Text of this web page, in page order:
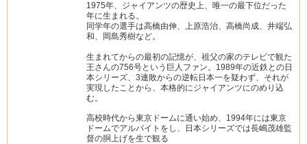
1975年、ジャイアンツの歴史上、唯一の最下位だった
年に生まれる。
同学年の選手は高橋由伸、上原浩治、高橋尚成、井端弘
和、岡島秀樹など。
生まれてからの最初の記憶が、祖父の家のテレビで観た
王さんの756号という巨人ファン。1989年の近鉄との日
本シリーズ、3連敗からの逆転日本一を疑わず、それが
実現したことから、本格的にジャイアンツにのめり込
む。
高校時代から東京ドームに通い始め、1994年には東京
ドームでアルバイトをし、日本シリーズでは長嶋茂雄監
督の胴上げを生で観る